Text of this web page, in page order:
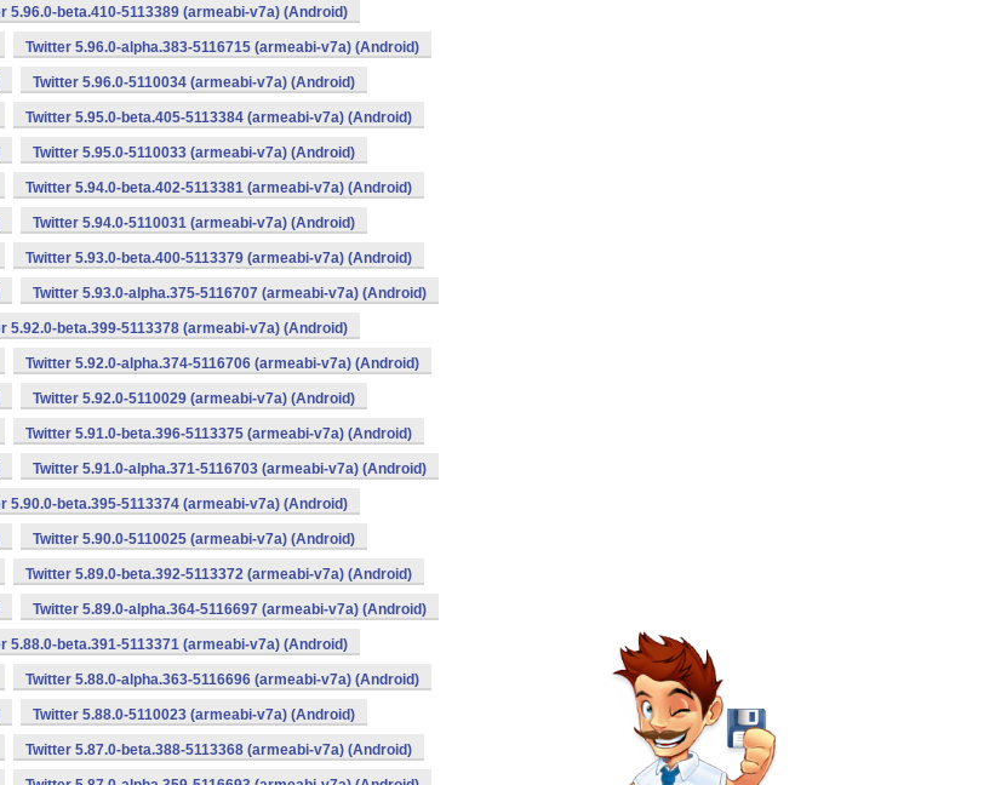
5.96.0-beta.410-5113389 (armeabi-v7a) (Android)
Twitter 5.96.0-alpha.383-5116715 (armeabi-v7a) (Android)
Twitter 5.96.0-5110034 (armeabi-v7a) (Android)
Twitter 5.95.0-beta.405-5113384 (armeabi-v7a) (Android)
Twitter 5.95.0-5110033 (armeabi-v7a) (Android)
Twitter 5.94.0-beta.402-5113381 (armeabi-v7a) (Android)
Twitter 5.94.0-5110031 (armeabi-v7a) (Android)
Twitter 5.93.0-beta.400-5113379 (armeabi-v7a) (Android)
Twitter 5.93.0-alpha.375-5116707 (armeabi-v7a) (Android)
5.92.0-beta.399-5113378 (armeabi-v7a) (Android)
Twitter 5.92.0-alpha.374-5116706 (armeabi-v7a) (Android)
Twitter 5.92.0-5110029 (armeabi-v7a) (Android)
Twitter 5.91.0-beta.396-5113375 (armeabi-v7a) (Android)
Twitter 5.91.0-alpha.371-5116703 (armeabi-v7a) (Android)
5.90.0-beta.395-5113374 (armeabi-v7a) (Android)
Twitter 5.90.0-5110025 (armeabi-v7a) (Android)
Twitter 5.89.0-beta.392-5113372 (armeabi-v7a) (Android)
Twitter 5.89.0-alpha.364-5116697 (armeabi-v7a) (Android)
5.88.0-beta.391-5113371 (armeabi-v7a) (Android)
Twitter 5.88.0-alpha.363-5116696 (armeabi-v7a) (Android)
Twitter 5.88.0-5110023 (armeabi-v7a) (Android)
Twitter 5.87.0-beta.388-5113368 (armeabi-v7a) (Android)